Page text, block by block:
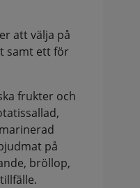
att välja på
samt ett för
frukter och
på
bröllop,